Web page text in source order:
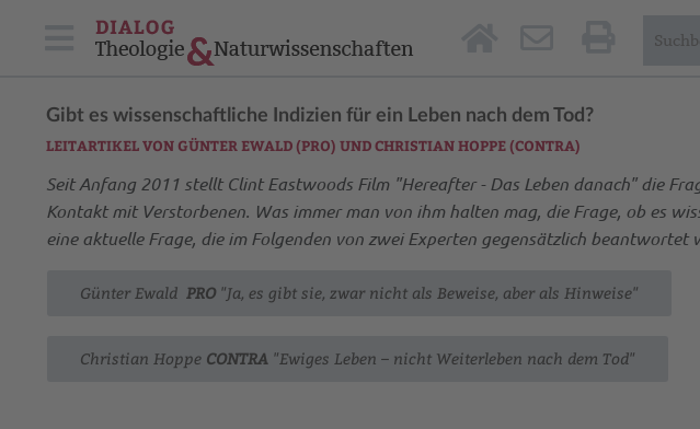
Gibt es wissenschaftliche Indizien für ein Leben nach dem Tod?
LEITARTIKEL VON GÜNTER EWALD (PRO) UND CHRISTIAN HOPPE (CONTRA)
Seit Anfang 2011 stellt Clint Eastwoods Film "Hereafter - Das Leben danach" die
Kontakt mit Verstorbenen. Was immer man von ihm halten mag, die Frage, ob es
eine aktuelle Frage, die im Folgenden von zwei Experten gegensätzlich beantwortet
Günter Ewald PRO "Ja, es gibt sie, zwar nicht als Beweise, aber als Hinweise"
Christian Hoppe CONTRA "Ewiges Leben – nicht Weiterleben nach dem Tod"